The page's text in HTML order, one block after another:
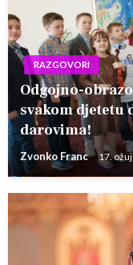
RAZGOVORI
Odgojno-
svakom djetetu
darovima!
Zvonko Franc 17.